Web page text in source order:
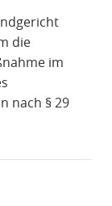
die
im
nach § 29